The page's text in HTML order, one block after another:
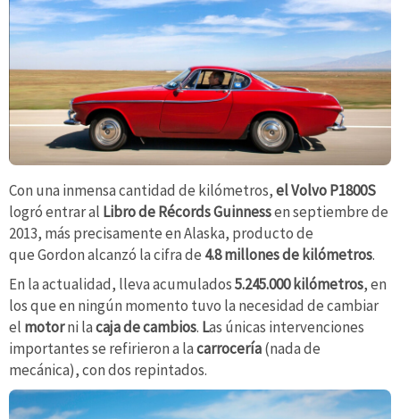
Con una inmensa cantidad de kilómetros,el Volvo P1800S
logró entrar al Libro de Récords Guinnessen septiembre de
2013, más precisamente en Alaska, producto de
que Gordon alcanzó la cifra de 4.8 millones de kilómetros.
En la actualidad, lleva acumulados5.245.000 kilómetros, en
los que en ningún momento tuvo la necesidad de cambiar
el motorni lacaja de cambios. Las únicas intervenciones
importantes se refirieron a lacarrocería(nada de
mecánica), con dos repintados.